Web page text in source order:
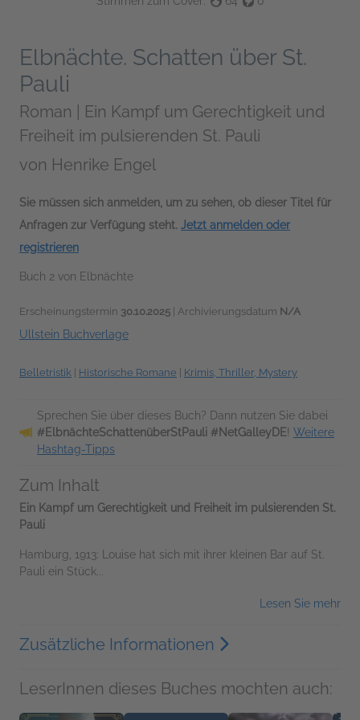
Elbnächte. Schatten über St.
Pauli
Roman | Ein Kampf um Gerechtigkeit und
Freiheit im pulsierenden St. Pauli
von Henrike Engel
Sie müssen sich anmelden, um zu sehen, ob dieser Titel für
Anfragen zur Verfügung steht. Jetzt anmelden oder
registrieren
Buch 2 von Elbnächte
Erscheinungstermin 30.10.2025 | Archivierungsdatum N/A
Ullstein Buchverlage
Belletristik Historische Romane Krimis, Thriller, Mystery
Sprechen Sie über dieses Buch? Dann nutzen Sie dabei
#ElbnächteSchattenüberStPauli #NetGalleyDE! Weitere
Hashtag-Tipps
Zum Inhalt
Ein Kampf um Gerechtigkeit und Freiheit im pulsierenden St.
Pauli
Hamburg, 1913: Louise hat sich mit ihrer kleinen Bar auf St.
Pauli ein Stück...
Lesen Sie mehr
Zusätzliche Informationen
LeserInnen dieses Buches mochten auch: